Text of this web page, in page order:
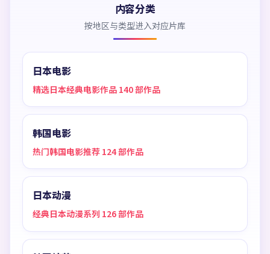
内容分类
按地区与类型进入对应片库
日本电影
精选日本经典电影作品 140 部作品
韩国电影
热门韩国电影推荐 124 部作品
日本动漫
经典日本动漫系列 126 部作品